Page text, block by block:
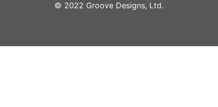
©︎ 2022 Groove Designs, Ltd.